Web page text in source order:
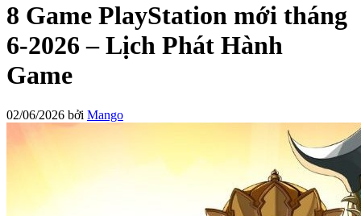
8 Game PlayStation mới tháng
6-2026 – Lịch Phát Hành
Game
02/06/2026 bởi Mango